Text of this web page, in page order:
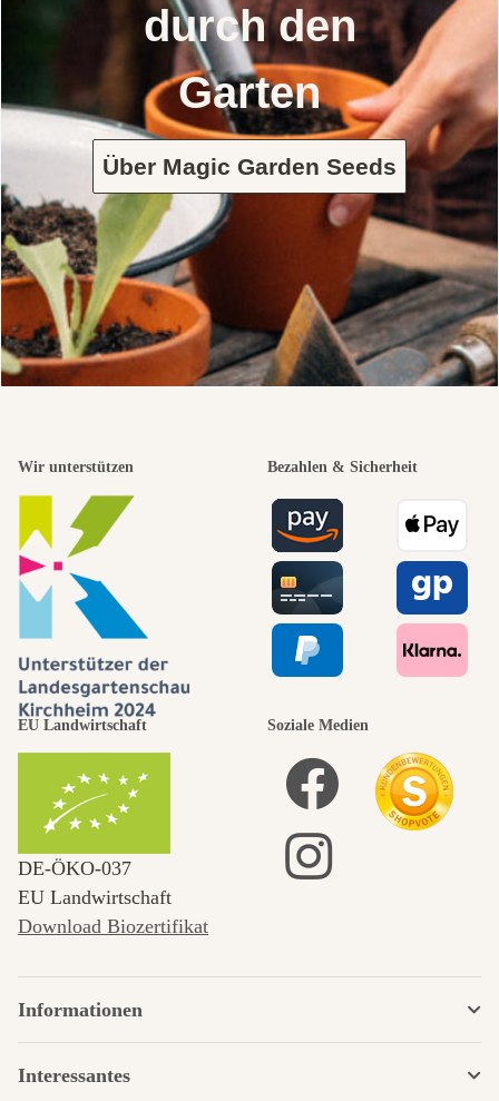
durch den
Garten
Über Magic Garden Seeds
Wir unterstützen Bezahlen & Sicherheit
EU Landwirtschaft
DE‑ÖKO‑037
EU Landwirtschaft
Download Biozertifikat
Soziale Medien
Informationen
Interessantes